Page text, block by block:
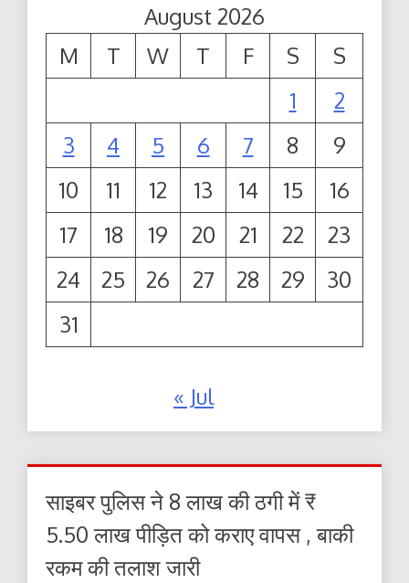
August 2026
M
T W T F S
S
1
2
3
4 5 6 7 8
9
10
11 12 13 14 15
16
17
18 19 20 21 22
23
24
25 26 27 28 29
30
31
« Jul
साइबर पुलिस ने 8 लाख की ठगी में ₹
5.50 लाख पीड़ित को कराए वापस , बाकी
रकम की तलाश जारी